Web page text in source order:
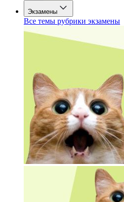
Экзамены
Все темы рубрики экзамены